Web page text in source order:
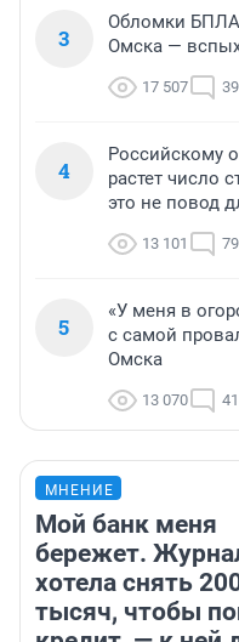
3
Обломки БПЛА
Омска —
17 507 39
4
Российскому
растет число
это не повод
13 101 79
5
«У меня в
с самой
Омска
13 070 41
МНЕНИЕ
Мой банк меня
бережет.
хотела снять
тысяч, чтобы